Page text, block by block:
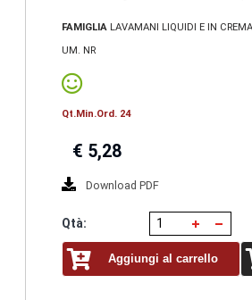
FAMIGLIA LAVAMANI LIQUIDI E IN CREMA
UM. NR
Qt.Min.Ord. 24
Download PDF
€ 5,28
Qtà:
Aggiungi al carrello